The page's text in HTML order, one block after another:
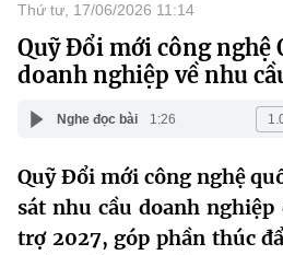
Danh mục
Trang chủ
Giới thiệu
Chức năng nhiệm vụ
Cơ cấu tổ chức
Tin tức sự kiện
Khoa học và Công nghệ
Dịch vụ công
Thứ tư, 17/06/2026 11:14
Quỹ Đổi mới công nghệ
doanh nghiệp về nhu
Nghe đọc bài 1:26
Quỹ Đổi mới công nghệ
sát nhu cầu doanh nghiệp
trợ 2027, góp phần thúc